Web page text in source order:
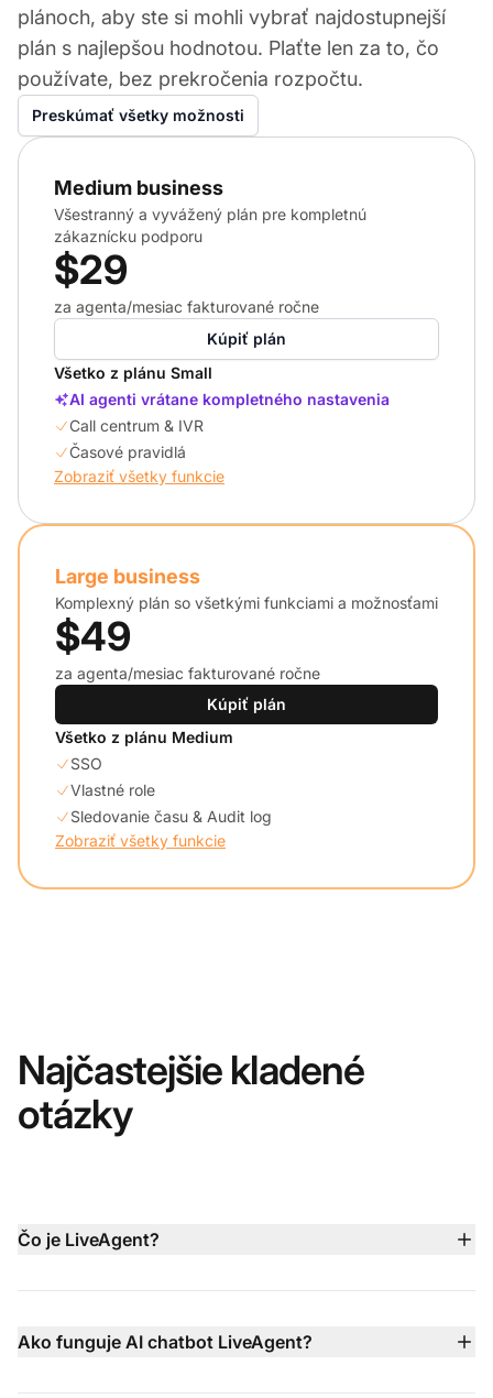
plánoch, aby ste si mohli vybrať najdostupnejší
plán s najlepšou hodnotou. Plaťte len za to, čo
používate, bez prekročenia rozpočtu.
Preskúmať všetky možnosti
Medium business
Všestranný a vyvážený plán pre kompletnú
zákaznícku podporu
$29
za agenta/mesiac fakturované ročne
Kúpiť plán
Všetko z plánu Small
AI agenti vrátane kompletného nastavenia
Call centrum & IVR
Časové pravidlá
Zobraziť všetky funkcie
Large business
Komplexný plán so všetkými funkciami a možnosťami
$49
za agenta/mesiac fakturované ročne
Kúpiť plán
Všetko z plánu Medium
SSO
Vlastné role
Sledovanie času & Audit log
Zobraziť všetky funkcie
Najčastejšie kladené
otázky
Čo je LiveAgent?
živý chat, AI chatbota, e-mailové tikety, integrované call
Ako funguje AI chatbot LiveAgent?